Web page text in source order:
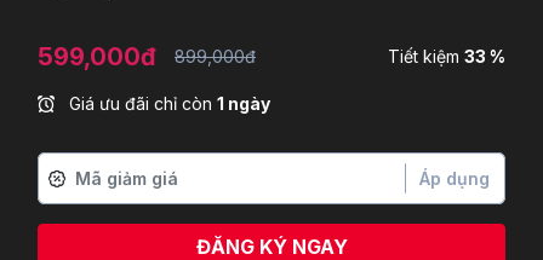
599,000đ 899,000đ Tiết kiệm 33 %
Giá ưu đãi chỉ còn 1 ngày
Áp dụng
ĐĂNG KÝ NGAY